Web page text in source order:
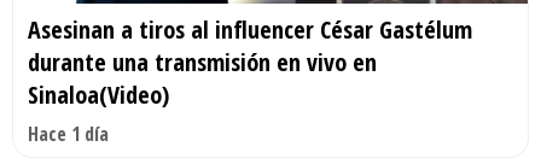
Asesinan a tiros al influencer César Gastélum
durante una transmisión en vivo en
Sinaloa(Video)
Hace 1 día